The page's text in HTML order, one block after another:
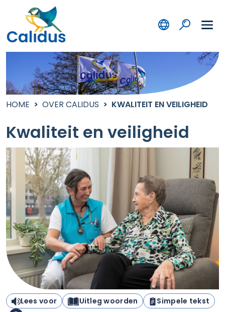
HOME OVER CALIDUS KWALITEIT EN VEILIGHEID
Kwaliteit en veiligheid
Lees voor Uitleg woorden Simpele tekst